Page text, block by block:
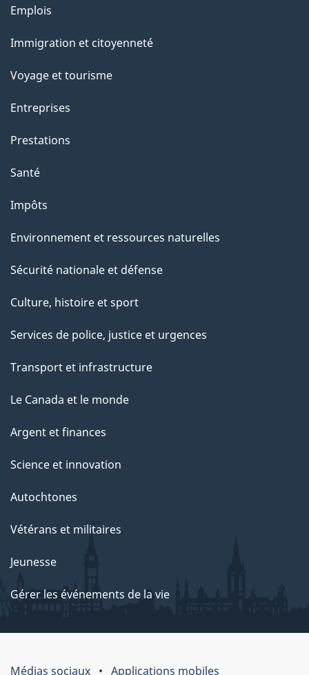
Thèmes
sujets
Emplois
Immigration et citoyenneté
Voyage et tourisme
Entreprises
Prestations
Santé
Impôts
Environnement et ressources naturelles
Sécurité nationale et défense
Culture, histoire et sport
Services de police, justice et urgences
Transport et infrastructure
Le Canada et le monde
Argent et finances
Science et innovation
Autochtones
Vétérans et militaires
Jeunesse
Gérer les événements de la vie
Médias sociaux Applications mobiles